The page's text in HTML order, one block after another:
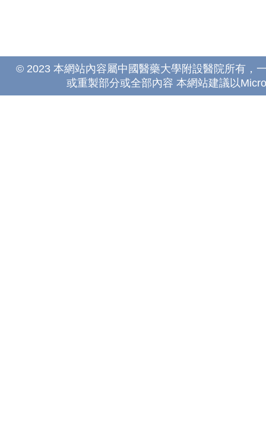
© 2023 本網站內容屬中國醫藥大學附設醫院所有，
或重製部分或全部內容 本網站建議以